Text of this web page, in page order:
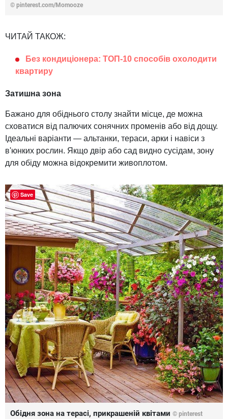
© pinterest.com/Momooze
ЧИТАЙ ТАКОЖ:
Без кондиціонера: ТОП-10 способів охолодити
квартиру
Затишна зона
Бажано для обіднього столу знайти місце, де можна
сховатися від палючих сонячних променів або від дощу.
Ідеальні варіанти — альтанки, тераси, арки і навіси з
в'юнких рослин. Якщо двір або сад видно сусідам, зону
для обіду можна відокремити живоплотом.
Обідня зона на терасі, прикрашеній квітами © pinterest
Save